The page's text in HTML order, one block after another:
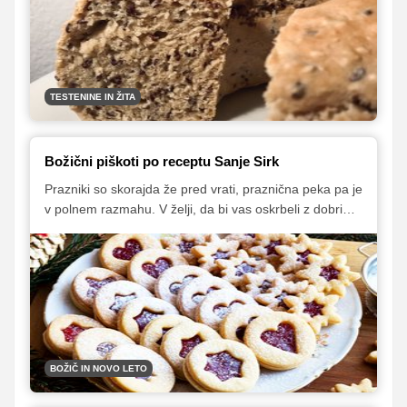
pečica. Kljub temu, da testo ne rabi gnetenja in
vzhajanja, je kruh zelo rahel, navdušil pa vas bo tudi s
hrustljavo skorjico.
TESTENINE IN ŽITA
Božični piškoti po receptu Sanje Sirk
Prazniki so skorajda že pred vrati, praznična peka pa je
v polnem razmahu. V želji, da bi vas oskrbeli z dobrimi
Sanjo Sirk, letošnjo finalistko tekmovanja MasterChef
Slovenija. Zaupala nam je recept za odlične linške
piškote, ki so tako krhki, da se kar topijo v ustih.
BOŽIČ IN NOVO LETO